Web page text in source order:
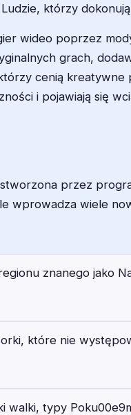
którzy
wideo poprzez
grach,
cenią
i pojawiają się
przez
wprowadza wiele
znanego jako
które nie
walki, typy